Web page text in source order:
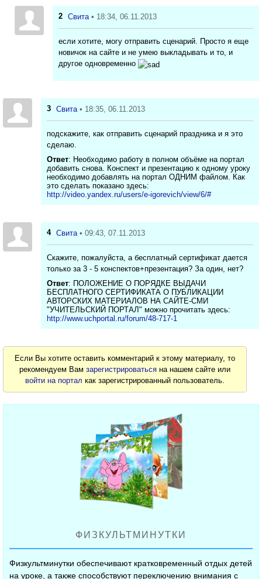
2 Свита • 18:34, 06.11.2013
если хотите, могу отправить сценарий. Просто я еще
новичок на сайте и не умею выкладывать и то, и
другое одновременно
3 Свита • 18:35, 06.11.2013
подскажите, как отправить сценарий праздника и я это
сделаю.
Ответ: Необходимо работу в полном объёме на портал
добавить снова. Конспект и презентацию к одному уроку
необходимо добавлять на портал ОДНИМ файлом. Как
это сделать показано здесь:
http://video.yandex.ru/users/e-igorevich/view/6/#
4 Свита • 09:43, 07.11.2013
Скажите, пожалуйста, а бесплатный сертификат дается
только за 3 - 5 конспектов+презентация? За один, нет?
Ответ: ПОЛОЖЕНИЕ О ПОРЯДКЕ ВЫДАЧИ
БЕСПЛАТНОГО СЕРТИФИКАТА О ПУБЛИКАЦИИ
АВТОРСКИХ МАТЕРИАЛОВ НА САЙТЕ-СМИ
"УЧИТЕЛЬСКИЙ ПОРТАЛ" можно прочитать здесь:
http://www.uchportal.ru/forum/48-717-1
Если Вы хотите оставить комментарий к этому материалу, то
рекомендуем Вамзарегистрироваться на нашем сайте или
войти на портал как зарегистрированный пользователь.
ФИЗКУЛЬТМИНУТКИ
Физкультминутки обеспечивают кратковременный отдых детей
на уроке, а также способствуют переключению внимания с